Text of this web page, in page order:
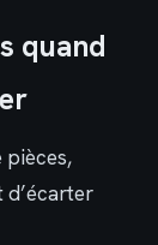
quand
pièces,